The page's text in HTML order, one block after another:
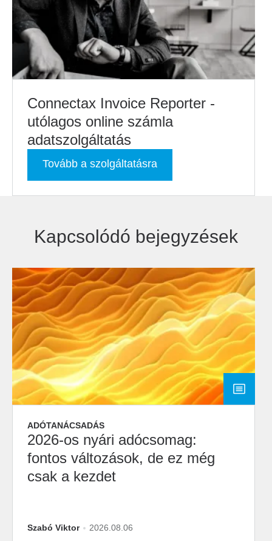
Connectax Invoice Reporter -
utólagos online számla
adatszolgáltatás
Tovább a szolgáltatásra
Kapcsolódó bejegyzések
ADÓTANÁCSADÁS
2026-os nyári adócsomag:
fontos változások, de ez még
csak a kezdet
Szabó Viktor 2026.08.06